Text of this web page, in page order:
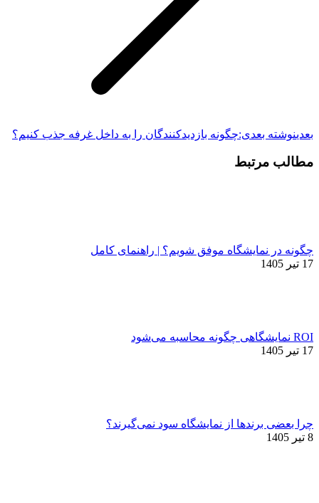
بعدینوشته بعدی:چگونه بازدیدکنندگان را به داخل غرفه جذب کنیم؟
مطالب مرتبط
چگونه در نمایشگاه موفق شویم؟ | راهنمای کامل
17 تیر 1405
ROI نمایشگاهی چگونه محاسبه می‌شود
17 تیر 1405
چرا بعضی برندها از نمایشگاه سود نمی‌گیرند؟
8 تیر 1405